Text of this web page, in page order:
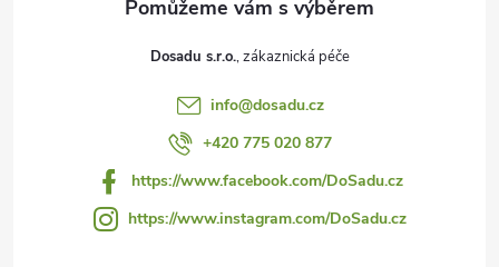
Dosadu s.r.o.
info@dosadu.cz
+420 775 020 877
https://www.facebook.com/DoSadu.cz
https://www.instagram.com/DoSadu.cz